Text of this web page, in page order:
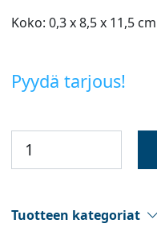
Koko: 0,3 x 8,5 x 11,5 cm
Pyydä tarjous!
Tuotteen kategoriat